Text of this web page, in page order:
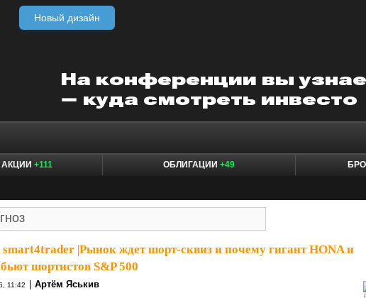
Новый дизайн
АКЦИИ +111 ОБЛИГАЦИИ +49
smart4trader Рынок ждет шорт-сквиз и почему гигант HONA и
шортистов S&P 500
11:42 Артём Яськив